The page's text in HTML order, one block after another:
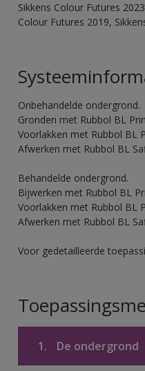
Sikkens Colour Futures
Colour Futures 2019,
Onbehandelde ondergrond.
Gronden met Rubbol BL
Voorlakken met Rubbol BL
Afwerken met Rubbol BL
Behandelde ondergrond.
Bijwerken met Rubbol BL
Voorlakken met Rubbol BL
Afwerken met Rubbol BL
Voor gedetailleerde
1. De ondergrond